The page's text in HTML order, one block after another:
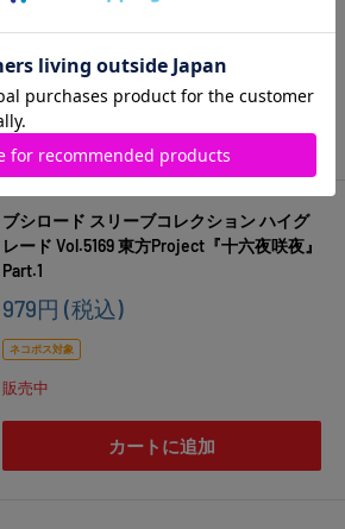
売
価
格
販売中
ブシロード スリーブコレクション ハイグ
レード Vol.5169 東方Project『十六夜咲夜』
Part.1
販
価
格
979円 (税込)
ネコポス対象
販売中
カートに追加